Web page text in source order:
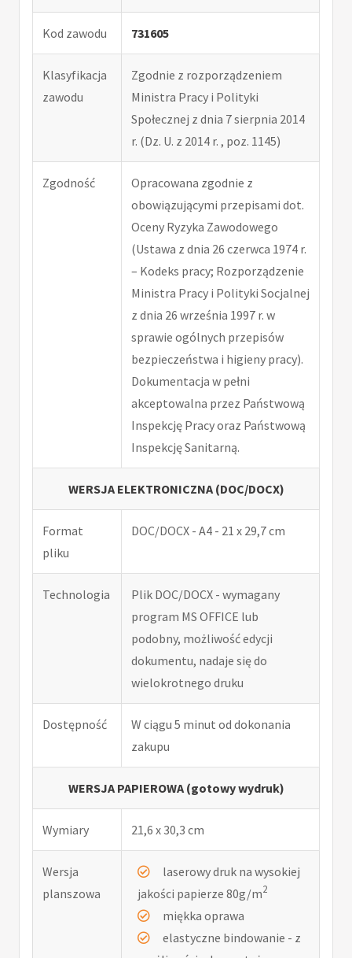
Kod zawodu 731605
Klasyfikacja
zawodu
Zgodnie z rozporządzeniem
Ministra Pracy i Polityki
Społecznej z dnia 7 sierpnia 2014
r. (Dz. U. z 2014 r. , poz. 1145)
Zgodność
Opracowana zgodnie z
obowiązującymi przepisami dot.
Oceny Ryzyka Zawodowego
(Ustawa z dnia 26 czerwca 1974 r.
– Kodeks pracy; Rozporządzenie
Ministra Pracy i Polityki Socjalnej
z dnia 26 września 1997 r. w
sprawie ogólnych przepisów
bezpieczeństwa i higieny pracy).
Dokumentacja w pełni
akceptowalna przez Państwową
Inspekcję Pracy oraz Państwową
Inspekcję Sanitarną.
WERSJA ELEKTRONICZNA (DOC/DOCX)
Format
pliku
DOC/DOCX - A4 - 21 x 29,7 cm
Technologia
Plik DOC/DOCX - wymagany
program MS OFFICE lub
podobny, możliwość edycji
dokumentu, nadaje się do
wielokrotnego druku
Dostępność
W ciągu 5 minut od dokonania
zakupu
WERSJA PAPIEROWA (gotowy wydruk)
Wymiary 21,6 x 30,3 cm
Wersja
planszowa
laserowy druk na wysokiej
jakości papierze 80g/m2
miękka oprawa
elastyczne bindowanie - z